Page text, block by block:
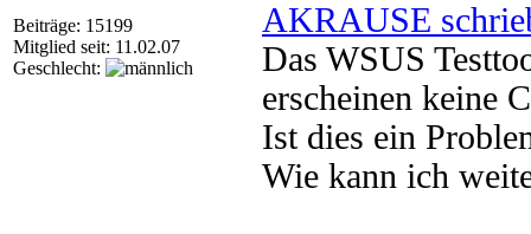
Beiträge: 15199
Mitglied seit: 11.02.07
Geschlecht:
AKRAUSE
Das WSUS
erscheinen keine
Ist dies ein
Wie kann ich